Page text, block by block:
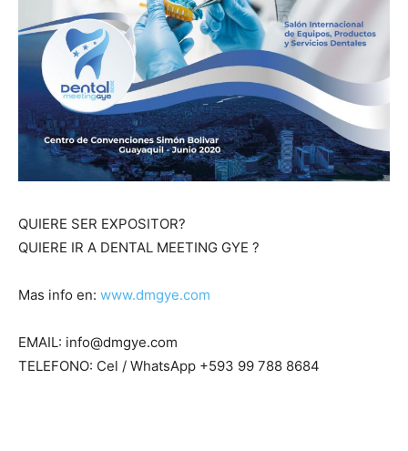
QUIERE SER EXPOSITOR?
QUIERE IR A DENTAL MEETING GYE ?
Mas info en: www.dmgye.com
EMAIL: info@dmgye.com
TELEFONO: Cel / WhatsApp +593 99 788 8684